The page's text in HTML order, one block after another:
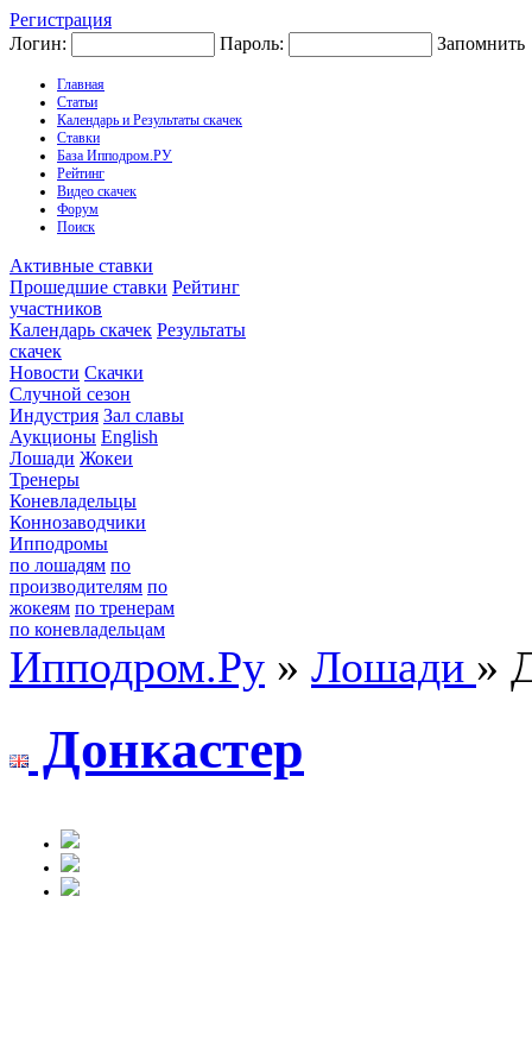
Регистрация
Логин:
Пароль: Запомнить
Главная
Статьи
Календарь и Результаты скачек
Ставки
База Ипподром.РУ
Рейтинг
Видео скачек
Форум
Поиск
Активные ставки
Прошедшие ставки Рейтинг
участников
Календарь скачек Результаты
скачек
Новости Скачки
Случной сезон
Индустрия Зал славы
Аукционы English
Лошади Жокеи
Тренеры
Коневладельцы
Коннозаводчики
Ипподромы
по лошадям по
производителям по
жокеям по тренерам
по коневладельцам
Ипподром.Ру » Лошади »
Донкастеp